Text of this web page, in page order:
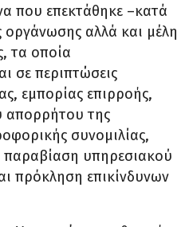
που επεκτάθηκε –κατά
αλλά και μέλη
τα οποία
σε περιπτώσεις
εμπορίας επιρροής,
απορρήτου της
συνομιλίας,
υπηρεσιακού
πρόκληση επικίνδυνων